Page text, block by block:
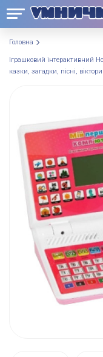
Головна
Іграшковий інтерактивний
казки, загадки, пісні,